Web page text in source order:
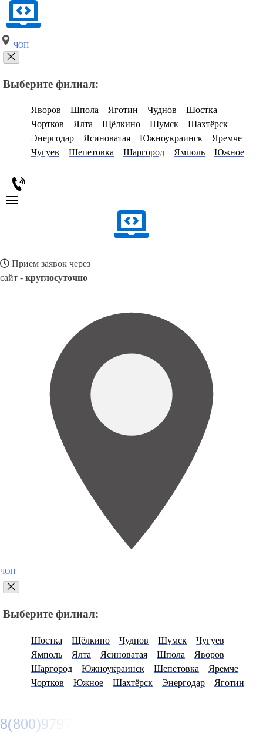
ЧОП
Выберите филиал:
Яворов Шпола Яготин Чуднов
Шостка
Чортков
Ялта Щёлкино Шумск
Шахтёрск
Энергодар
Ясиноватая Южноукраинск
Яремче
Чугуев
Шепетовка Шаргород Ямполь Южное
Прием заявок через
сайт - круглосуточно
ЧОП
Выберите филиал:
Шостка Щёлкино Чуднов Шумск
Чугуев
Ямполь
Ялта Ясиноватая Шпола
Яворов
Шаргород
Южноукраинск Шепетовка
Яремче
Чортков
Южное Шахтёрск Энергодар Яготин
8(800)9797043